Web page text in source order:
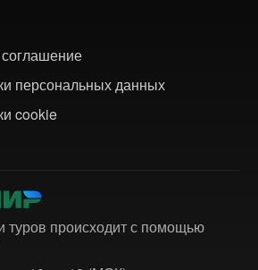
персональных данных
cookie
туров происходит с помощью